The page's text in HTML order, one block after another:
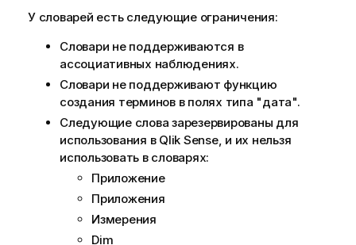
У словарей есть следующие ограничения:
Словари не поддерживаются в
ассоциативных наблюдениях.
Словари не поддерживают функцию
создания терминов в полях типа "дата".
Следующие слова зарезервированы для
использования в Qlik Sense, и их нельзя
использовать в словарях:
Приложение
Приложения
Измерения
Dim